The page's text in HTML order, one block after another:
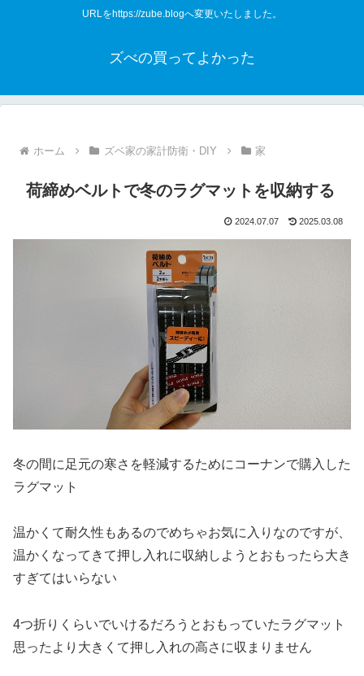
URLをhttps://zube.blogへ変更いたしました。
ズべの買ってよかった
ホーム ズベ家の家計防衛・DIY 家
荷締めベルトで冬のラグマットを収納する
2024.07.07 2025.03.08
冬の間に足元の寒さを軽減するためにコーナンで購入した
ラグマット
温かくて耐久性もあるのでめちゃお気に入りなのですが、
温かくなってきて押し入れに収納しようとおもったら大き
すぎてはいらない
4つ折りくらいでいけるだろうとおもっていたラグマット
思ったより大きくて押し入れの高さに収まりません